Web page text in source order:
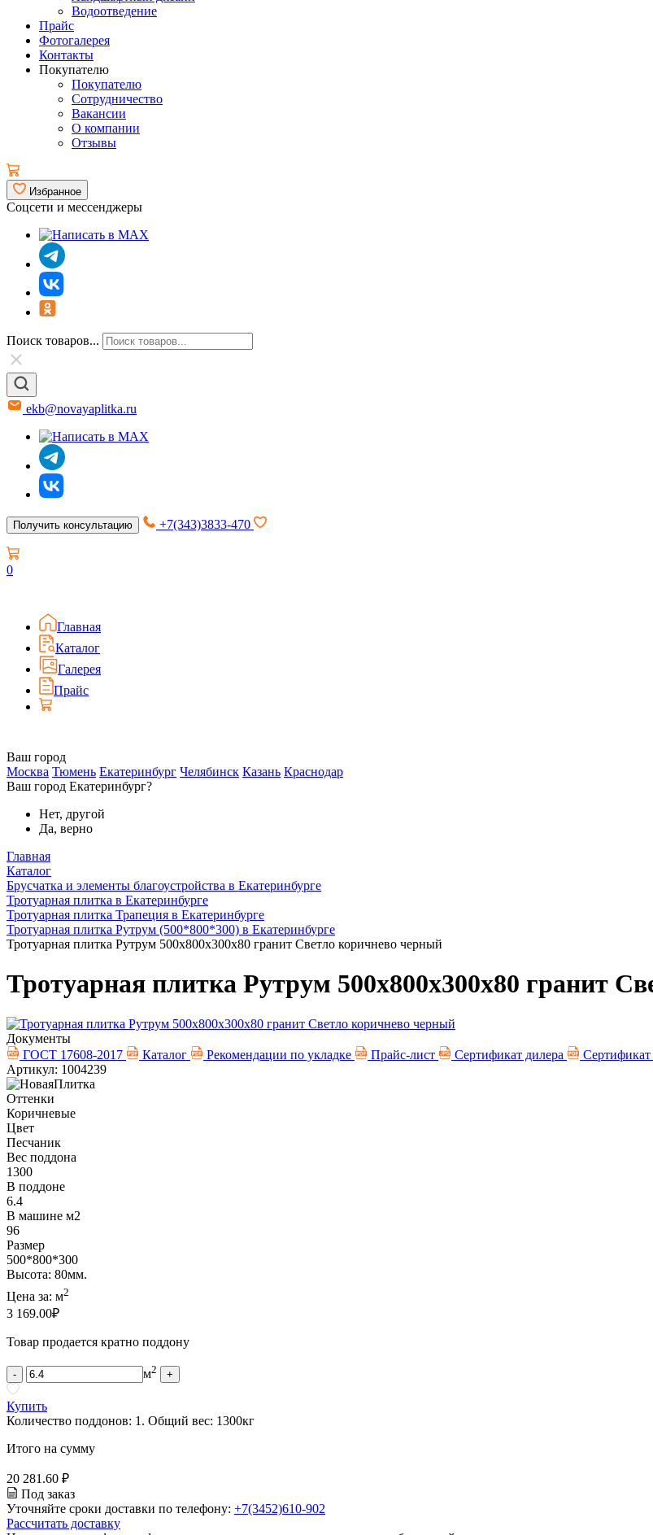
Водоотведение
Прайс
Фотогалерея
Контакты
Покупателю
Покупателю
Сотрудничество
Вакансии
О компании
Отзывы
Избранное
Соцсети и мессенджеры
Поиск товаров...
ekb@novayaplitka.ru
Получить консультацию +7(343)3833-470
0
Главная
Каталог
Галерея
Прайс
Ваш город
Москва Тюмень Екатеринбург Челябинск Казань Краснодар
Ваш город Екатеринбург?
Нет, другой
Да, верно
Главная
Каталог
Брусчатка и элементы благоустройства в Екатеринбурге
Тротуарная плитка в Екатеринбурге
Тротуарная плитка Трапеция в Екатеринбурге
Тротуарная плитка Рутрум (500*800*300) в Екатеринбурге
Тротуарная плитка Рутрум 500х800х300х80 гранит Светло коричнево черный
Тротуарная плитка Рутрум 500х800х300х80 гранит
Документы
ГОСТ 17608-2017
Каталог Рекомендации по укладке Прайс-лист Сертификат дилера Сертификат
Артикул: 1004239
Оттенки
Коричневые
Цвет
Песчаник
Вес поддона
1300
В поддоне
6.4
В машине м2
96
Размер
500*800*300
Высота: 80мм.
Цена за: м2
3 169.00₽
Товар продается кратно поддону
- м2 +
Купить
Количество поддонов: 1 . Общий вес: 1300кг
Итого на сумму
20 281.60 ₽
Под заказ
Уточняйте сроки доставки по телефону: +7(3452)610-902
Рассчитать доставку